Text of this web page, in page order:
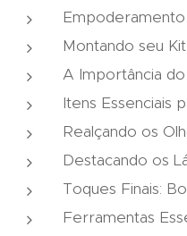
Montando seu
A Importância
Itens Essenciais
Realçando os
Destacando os
Toques Finais:
Ferramentas